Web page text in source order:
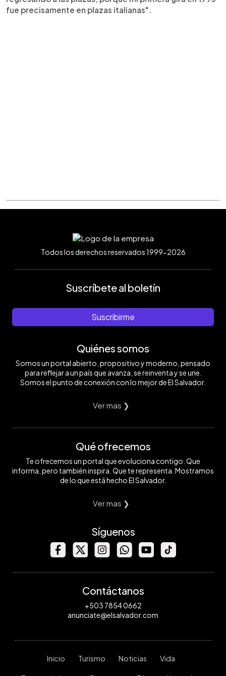
fue precisamente en plazas italianas".
Todos los derechos reservados 1999-2026
Suscríbete al boletín
Suscribirme
Quiénes somos
Somos un portal abierto, propositivo y moderno, pensado
para reflejar a un país que avanza, se reinventa y se une.
Somos el punto de conexión con lo mejor de El Salvador.
Ver mas ❯
Qué ofrecemos
Te ofrecemos un portal que evoluciona contigo. Que
informa, pero también inspira. Que te representa. Mostramos
de lo que está hecho El Salvador.
Ver mas ❯
Síguenos
Contáctanos
+503 7854 0662
anunciate@elsalvador.com
Inicio Turismo Noticias Vida